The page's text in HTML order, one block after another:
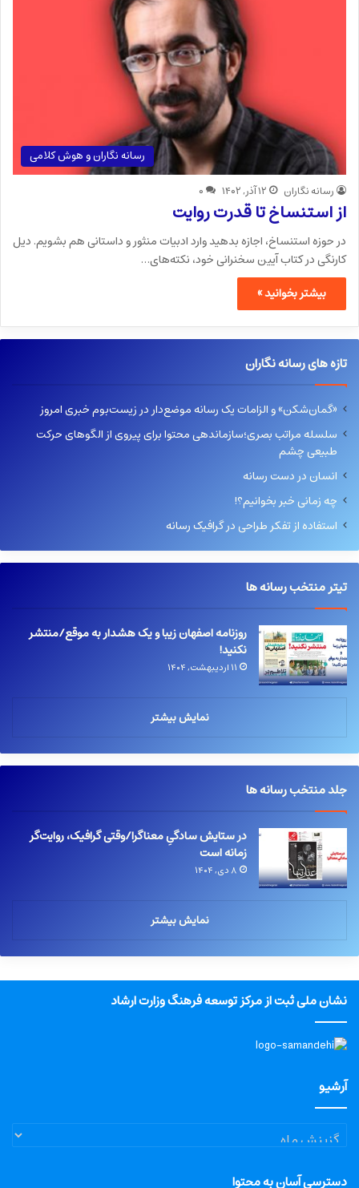
رسانه نگاران و هوش کلامی
رسانه نگاران ۱۲ آذر, ۱۴۰۲ ۰
از استنساخ تا قدرت روایت
در حوزه استنساخ، اجازه بدهید وارد ادبیات منثور و داستانی هم بشویم. دیل
کارنگی در کتاب آیین سخنرانی خود، نکته‌های…
بیشتر بخوانید »
تازه های رسانه نگاران
«گمان‌شکن» و الزامات یک رسانه موضع‌دار در زیست‌بوم خبری امروز
سلسله مراتب بصری؛سازماندهی محتوا برای پیروی از الگوهای حرکت
طبیعی چشم
انسان در دست رسانه
چه زمانی خبر بخوانیم؟!
استفاده از تفکر طراحی در گرافیک رسانه
تیتر منتخب رسانه ها
روزنامه اصفهان زیبا و یک هشدار به موقع/منتشر
نکنید!
۱۱ اردیبهشت, ۱۴۰۴
نمایش بیشتر
جلد منتخب رسانه ها
در ستایش سادگیِ معناگرا/وقتی گرافیک، روایت‌گر
زمانه است
۸ دی, ۱۴۰۴
نمایش بیشتر
نشان ملی ثبت از مرکز توسعه فرهنگ وزارت ارشاد
آرشیو
آرشیو
دسترسی آسان به محتوا